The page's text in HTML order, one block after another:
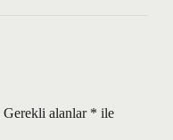
Gerekli alanlar * ile